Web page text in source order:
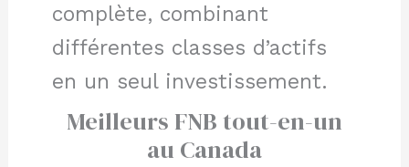
complète, combinant
différentes classes d’actifs
en un seul investissement.
Meilleurs FNB tout-en-un
au Canada